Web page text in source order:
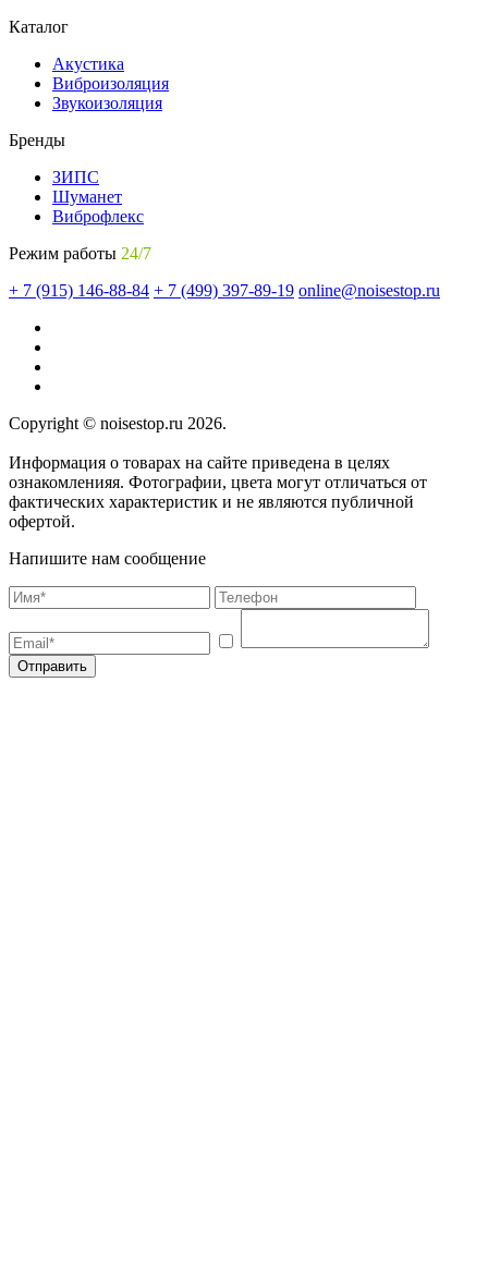
Каталог
Акустика
Виброизоляция
Звукоизоляция
Бренды
ЗИПС
Шуманет
Виброфлекс
Режим работы 24/7
+ 7 (915) 146-88-84 + 7 (499) 397-89-19 online@noisestop.ru
Copyright © noisestop.ru 2026.
Информация о товарах на сайте приведена в целях
ознакомленияя. Фотографии, цвета могут отличаться от
фактических характеристик и не являются публичной
офертой.
Напишите нам сообщение
Отправить